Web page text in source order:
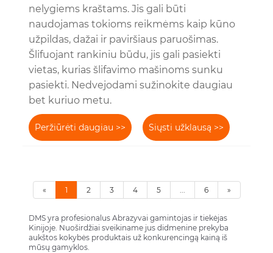
nelygiems kraštams. Jis gali būti
naudojamas tokioms reikmėms kaip kūno
užpildas, dažai ir paviršiaus paruošimas.
Šlifuojant rankiniu būdu, jis gali pasiekti
vietas, kurias šlifavimo mašinoms sunku
pasiekti. Nedvejodami sužinokite daugiau
bet kuriuo metu.
Peržiūrėti daugiau >> Siųsti užklausą >>
« 1 2 3 4 5 ... 6 »
DMS yra profesionalus Abrazyvai gamintojas ir tiekėjas
Kinijoje. Nuoširdžiai sveikiname jus didmenine prekyba
aukštos kokybės produktais už konkurencingą kainą iš
mūsų gamyklos.